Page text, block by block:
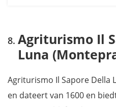
Agriturismo Il
Luna
Agriturismo Il Sapore Della
en dateert van 1600 en